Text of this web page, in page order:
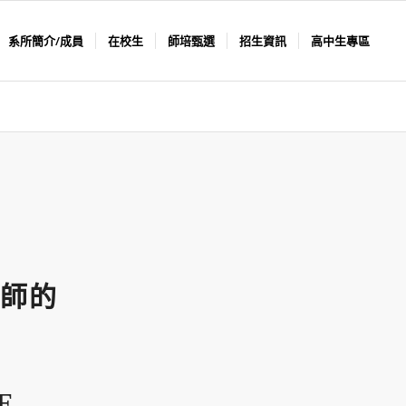
系所簡介/成員 在校生 師培甄選 招生資訊 高中生專區
的